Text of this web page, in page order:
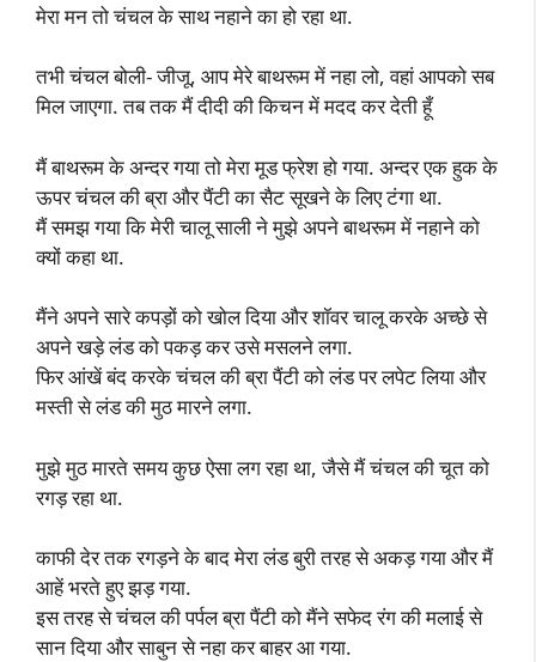
मेरा मन तो चंचल के साथ नहाने का हो रहा था.
तभी चंचल बोली- जीजू, आप मेरे बाथरूम में नहा लो, वहां आपको सब
मिल जाएगा. तब तक मैं दीदी की किचन में मदद कर देती हूँ
मैं बाथरूम के अन्दर गया तो मेरा मूड फ्रेश हो गया. अन्दर एक हुक के
ऊपर चंचल की ब्रा और पैंटी का सैट सूखने के लिए टंगा था.
मैं समझ गया कि मेरी चालू साली ने मुझे अपने बाथरूम में नहाने को
क्यों कहा था.
मैंने अपने सारे कपड़ों को खोल दिया और शॉवर चालू करके अच्छे से
अपने खड़े लंड को पकड़ कर उसे मसलने लगा.
फिर आंखें बंद करके चंचल की ब्रा पैंटी को लंड पर लपेट लिया और
मस्ती से लंड की मुठ मारने लगा.
मुझे मुठ मारते समय कुछ ऐसा लग रहा था, जैसे मैं चंचल की चूत को
रगड़ रहा था.
काफी देर तक रगड़ने के बाद मेरा लंड बुरी तरह से अकड़ गया और मैं
आहें भरते हुए झड़ गया.
इस तरह से चंचल की पर्पल ब्रा पैंटी को मैंने सफेद रंग की मलाई से
सान दिया और साबुन से नहा कर बाहर आ गया.